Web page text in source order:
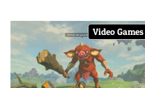
Video Games